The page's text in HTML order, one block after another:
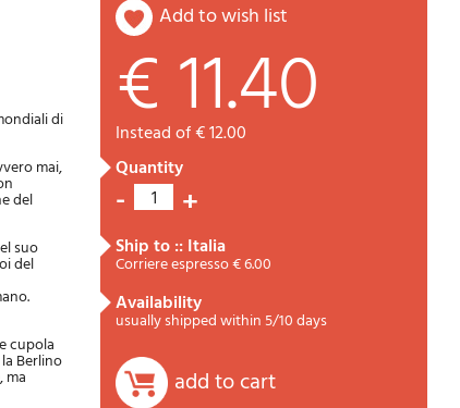
Cart
Summary
di
mai,
del
suo
del
cupola
Berlino
ma
add to wish list
€ 11.40
instead of € 12.00
quantity
- 1 +
ship to :: Italia
Corriere espresso € 6.00
availability
usually shipped within 5/10 days
add to cart